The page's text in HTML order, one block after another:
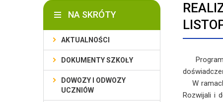
Program
W
Rozwijali i
NA SKRÓTY
AKTUALNOŚCI
DOKUMENTY SZKOŁY
DOWOZY I ODWOZY
UCZNIÓW